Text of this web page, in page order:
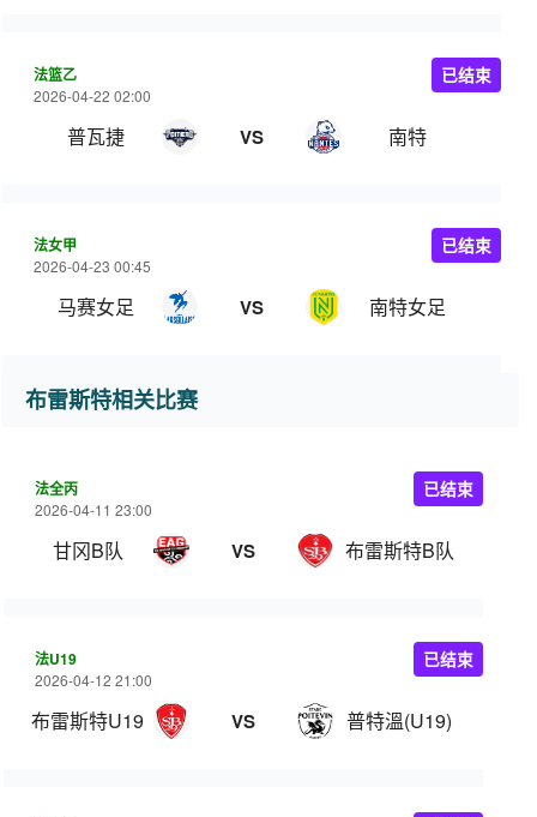
法篮乙
2026-04-22 02:00
普瓦捷 VS 南特
已结束
法女甲
2026-04-23 00:45
马赛女足 VS 南特女足
已结束
布雷斯特相关比赛
法全丙
2026-04-11 23:00
甘冈B队 VS 布雷斯特B队
已结束
法U19
2026-04-12 21:00
布雷斯特U19 VS 普特溫(U19)
已结束